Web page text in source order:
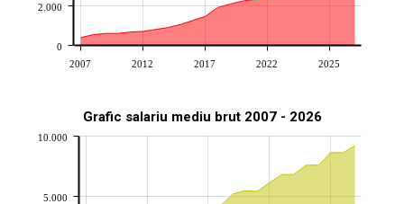
2007 2012 2017 2022 2025
0
2.000
Grafic salariu mediu brut 2007 - 2026
5.000
10.000